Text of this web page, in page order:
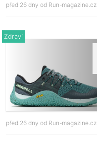
před 26 dny od Run-magazine.cz
Zdraví
před 26 dny od Run-magazine.cz